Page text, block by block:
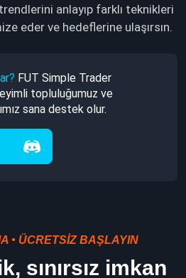
anlayıp farklı teknikleri
eder ve hedeflerine ulaşırsın.
FUT Simple Trader
topluluğumuz ve
sana destek olur.
• ÜCRETSIZ BAŞLAYIN
sınırsız imkan